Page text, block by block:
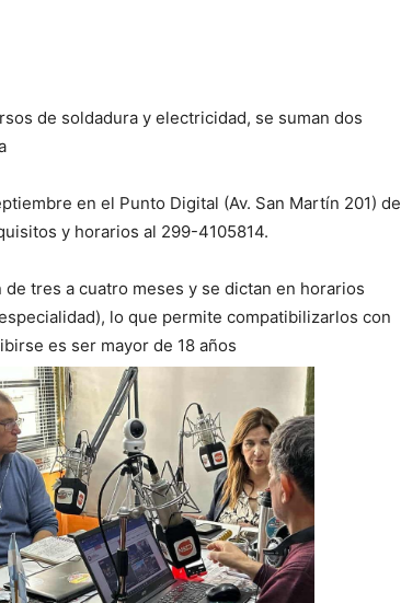
de soldadura y electricidad, se suman dos
en el Punto Digital (Av. San Martín 201) de
y horarios al 299-4105814.
tres a cuatro meses y se dictan en horarios
lo que permite compatibilizarlos con
es ser mayor de 18 años